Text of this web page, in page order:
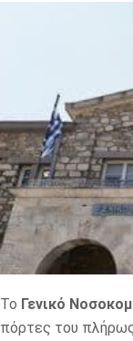
Το Γενικό
πόρτες του